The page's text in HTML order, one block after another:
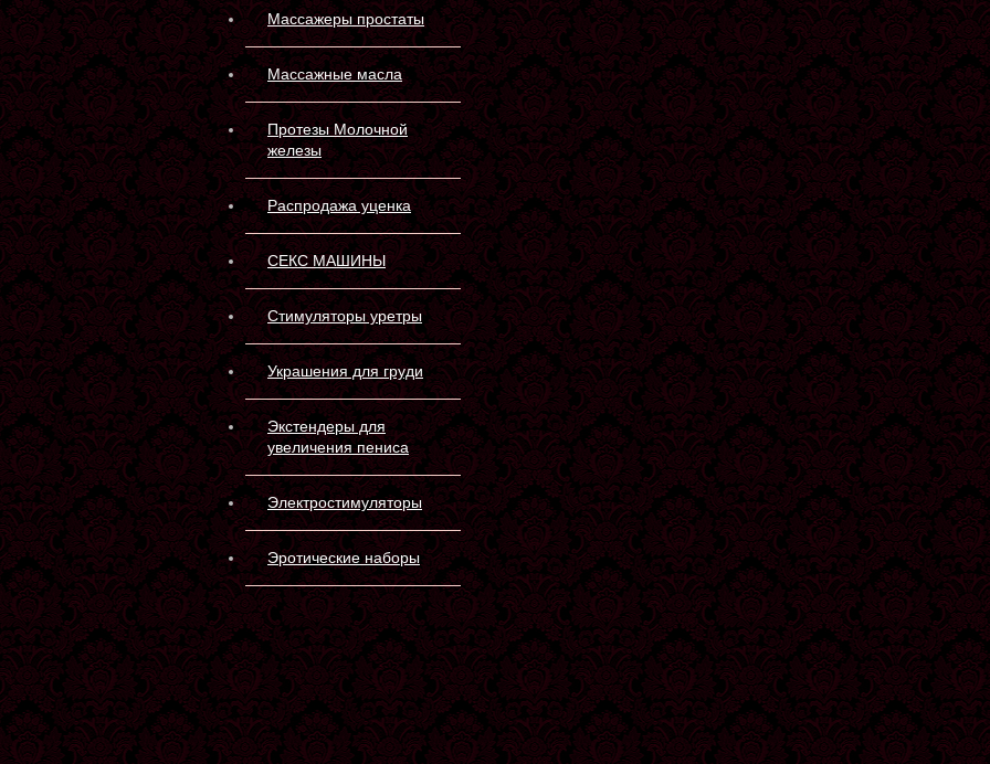
Массажеры простаты
Массажные масла
Протезы Молочной
железы
Распродажа уценка
СЕКС МАШИНЫ
Стимуляторы уретры
Украшения для груди
Экстендеры для
увеличения пениса
Электростимуляторы
Эротические наборы